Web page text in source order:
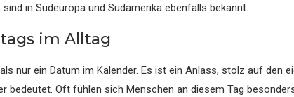
in Südeuropa und Südamerika ebenfalls bekannt.
im Alltag
nur ein Datum im Kalender. Es ist ein Anlass, stolz auf den
bedeutet. Oft fühlen sich Menschen an diesem Tag